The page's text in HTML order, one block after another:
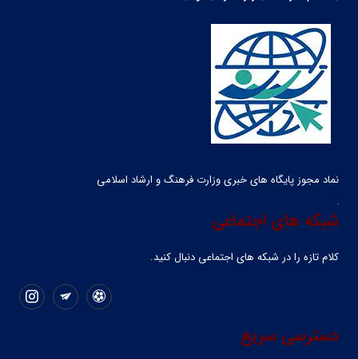
نماد مجوز پایگاه های خبری وزارت فرهنگ و ارشاد اسلامی
شبکه های اجتماعی
کلام تازه را در شبکه ‌های اجتماعی دنبال کنید.
دسترسی سریع